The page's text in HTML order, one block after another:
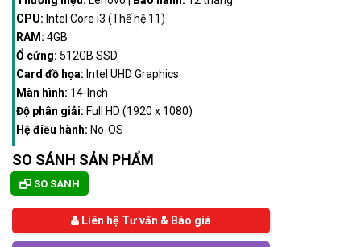
CPU: Intel Core i3 (Thế hệ 11)
RAM: 4GB
Ổ cứng: 512GB SSD
Card đồ họa: Intel UHD Graphics
Màn hình: 14-Inch
Độ phân giải: Full HD (1920 x 1080)
Hệ điều hành: No-OS
SO SÁNH SẢN PHẨM
SO SÁNH
Liên hệ Tư vấn & Báo giá